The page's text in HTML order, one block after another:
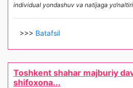
individual yondashuv va natijaga
>>> Batafsil
Toshkent shahar majburiy
shifoxona...